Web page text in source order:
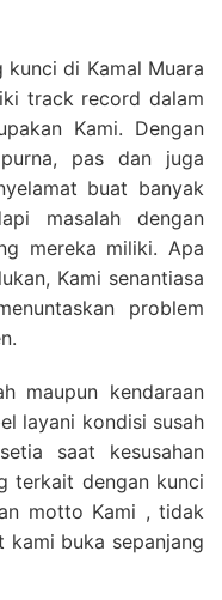
kunci di Kamal Muara
track record dalam
Kami. Dengan
pas dan juga
buat banyak
masalah dengan
mereka miliki. Apa
Kami senantiasa
problem
maupun kendaraan
layani kondisi susah
saat kesusahan
terkait dengan kunci
motto Kami , tidak
buka sepanjang